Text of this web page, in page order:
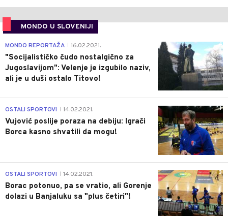
MONDO U SLOVENIJI
4
MONDO REPORTAŽA 16.02.2021.
"Socijalističko čudo nostalgično za
Jugoslavijom": Velenje je izgubilo naziv,
ali je u duši ostalo Titovo!
1
OSTALI SPORTOVI 14.02.2021.
Vujović poslije poraza na debiju: Igrači
Borca kasno shvatili da mogu!
3
OSTALI SPORTOVI 14.02.2021.
Borac potonuo, pa se vratio, ali Gorenje
dolazi u Banjaluku sa "plus četiri"!